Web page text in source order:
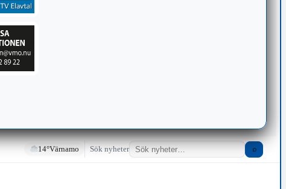
14°Värnamo Sök nyheter ⌕